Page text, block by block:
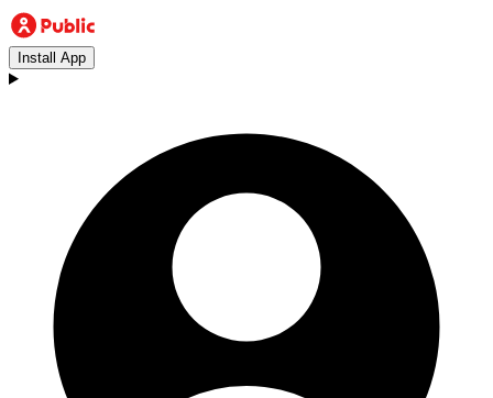
Install App